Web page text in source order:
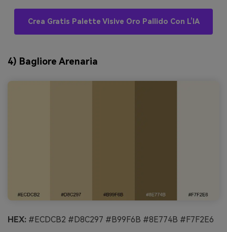
Crea Gratis Palette Visive Oro Pallido Con L’IA
4) Bagliore Arenaria
HEX: #ECDCB2 #D8C297 #B99F6B #8E774B #F7F2E6